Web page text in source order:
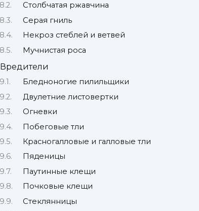
Столбчатая ржавчина
Серая гниль
Некроз стеблей и ветвей
Мучнистая роса
Вредители
Бледноногие пилильщики
Двулетние листовертки
Огневки
Побеговые тли
Красногалловые и галловые тли
Пяденицы
Паутинные клещи
Почковые клещи
Стеклянницы